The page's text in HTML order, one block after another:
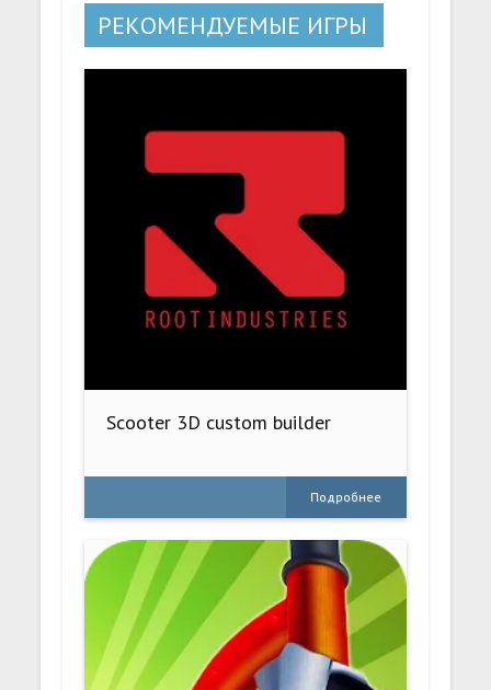
РЕКОМЕНДУЕМЫЕ ИГРЫ
Scooter 3D custom builder
Подробнее